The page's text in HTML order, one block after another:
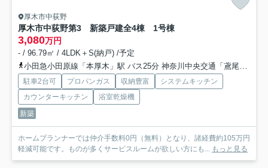
厚木市中荻野
厚木市中荻野第3 新築戸建全4棟 1号棟
3,080万円
- / 96.79㎡ / 4LDK＋S(納戸) /予定
小田急小田原線「本厚木」駅 バス25分 神奈川中央交通「鳶尾山前」 停歩5分
駐車2台可 プロパンガス 収納豊富
システムキッチン
カウンターキッチン
浴室乾燥機
新築
ホームプランナーでは仲介手数料0円（無料）となり、諸経費約105万円
軽減可能です。ものが多くサービスルームが欲しい方にも...
もっと見る